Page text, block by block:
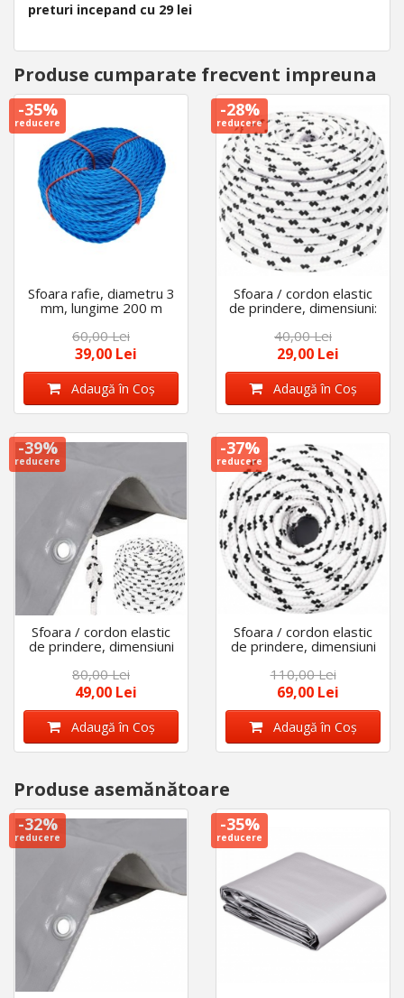
preturi incepand cu 29 lei
Produse cumparate frecvent impreuna
-35%
reducere
Sfoara rafie, diametru 3
mm, lungime 200 m
60,00 Lei
39,00 Lei
Adaugă în Coş
-28%
reducere
Sfoara / cordon elastic
de prindere, dimensiuni:
40,00 Lei
29,00 Lei
Adaugă în Coş
-39%
reducere
Sfoara / cordon elastic
de prindere, dimensiuni
80,00 Lei
49,00 Lei
Adaugă în Coş
-37%
reducere
Sfoara / cordon elastic
de prindere, dimensiuni
110,00 Lei
69,00 Lei
Adaugă în Coş
Produse asemănătoare
-32%
reducere
-35%
reducere